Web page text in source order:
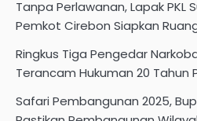
Tanpa Perlawanan, Lapak PKL
Pemkot Cirebon Siapkan
Ringkus Tiga Pengedar
Terancam Hukuman 20 Tahun
Safari Pembangunan 2025,